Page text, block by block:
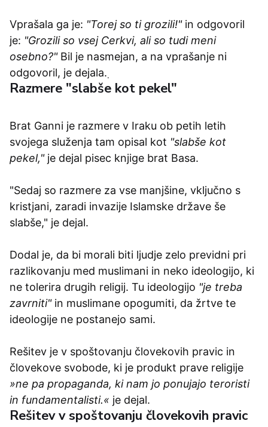
Vprašala ga je: "Torej so ti grozili!"in odgovoril
je: "Grozili so vsej Cerkvi, ali so tudi meni
osebno?"Bil je nasmejan, a na vprašanje ni
odgovoril, je dejala..
Razmere "slabše kot pekel"
Brat Ganni je razmere v Iraku ob petih letih
svojega služenja tam opisal kot "slabše kot
pekel,"je dejal pisec knjige brat Basa.
"Sedaj so razmere za vse manjšine, vključno s
kristjani, zaradi invazije Islamske države še
slabše," je dejal.
Dodal je, da bi morali biti ljudje zelo previdni pri
razlikovanju med muslimani in neko ideologijo, ki
ne tolerira drugih religij. Tu ideologijo "je treba
zavrniti"in muslimane opogumiti, da žrtve te
ideologije ne postanejo sami.
Rešitev je v spoštovanju človekovih pravic in
človekove svobode, ki je produkt prave religije
»ne pa propaganda, ki nam jo ponujajo teroristi
in fundamentalisti.« je dejal.
Rešitev v spoštovanju človekovih pravic